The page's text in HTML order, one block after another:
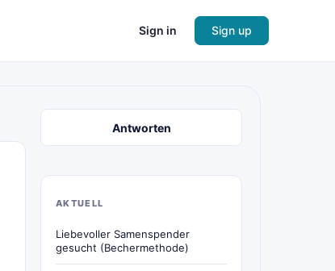
Sign in Sign up
Antworten
AKTUELL
Liebevoller Samenspender
gesucht (Bechermethode)